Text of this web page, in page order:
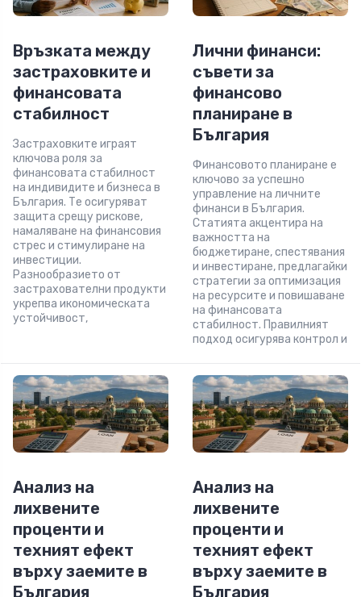
Връзката между
застраховките и
финансовата
стабилност
Застраховките играят
ключова роля за
финансовата стабилност
на индивидите и бизнеса в
България. Те осигуряват
защита срещу рискове,
намаляване на финансовия
стрес и стимулиране на
инвестиции.
Разнообразието от
застрахователни продукти
укрепва икономическата
устойчивост,
Лични финанси:
съвети за
финансово
планиране в
България
Финансовото планиране е
ключово за успешно
управление на личните
финанси в България.
Статията акцентира на
важността на
бюджетиране, спестявания
и инвестиране, предлагайки
стратегии за оптимизация
на ресурсите и повишаване
на финансовата
стабилност. Правилният
подход осигурява контрол и
Анализ на
лихвените
проценти и
техният ефект
върху заемите в
България
Анализ на
лихвените
проценти и
техният ефект
върху заемите в
България